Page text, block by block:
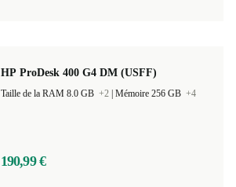
HP ProDesk 400 G4 DM (USFF)
Taille de la RAM 8.0 GB +2 Mémoire 256 GB +4
190,99 €